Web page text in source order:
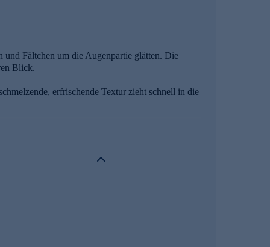
Fältchen um die Augenpartie glätten. Die
Blick.
erfrischende Textur zieht schnell in die